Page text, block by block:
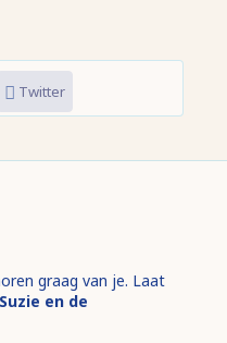
Twitter
graag van je. Laat
en de